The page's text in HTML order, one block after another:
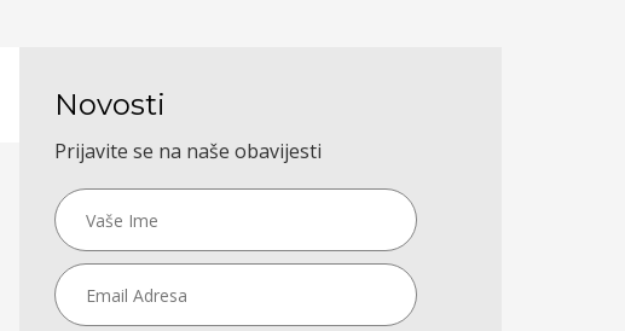
Novosti
Prijavite se na naše obavijesti